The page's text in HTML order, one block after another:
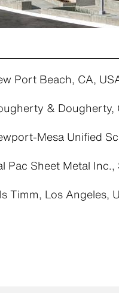
Port Beach, CA,
& Dougherty,
Mesa Unified
Pac Sheet Metal
Timm, Los Angeles,